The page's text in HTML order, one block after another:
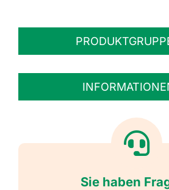
Personalisierte Aufkleber
Reflektierende Aufkleber
Sie haben